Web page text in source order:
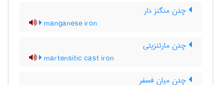
چدن منگنز دار
manganese iron
چدن مارتنزیتی
martensitic cast iron
چدن میان فسفر